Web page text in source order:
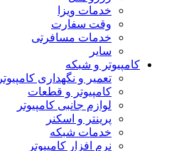
خدمات ویزا
وقت سفارت
خدمات مسافرتی
سایر
کامپیوتر و شبکه
تعمیر و نگهداری کامپیوتر
کامپیوتر و قطعات
لوازم جانبی کامپیوتر
پرینتر و اسکنر
خدمات شبکه
نرم افزار کامپیوتر